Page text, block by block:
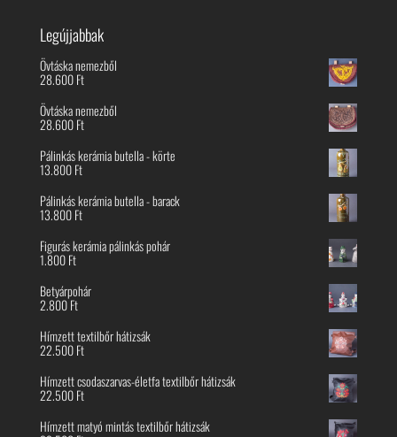
Legújjabbak
Övtáska nemezből
28.600Ft
Övtáska nemezből
28.600Ft
Pálinkás kerámia butella - körte
13.800Ft
Pálinkás kerámia butella - barack
13.800Ft
Figurás kerámia pálinkás pohár
1.800Ft
Betyárpohár
2.800Ft
Hímzett textilbőr hátizsák
22.500Ft
Hímzett csodaszarvas-életfa textilbőr hátizsák
22.500Ft
Hímzett matyó mintás textilbőr hátizsák